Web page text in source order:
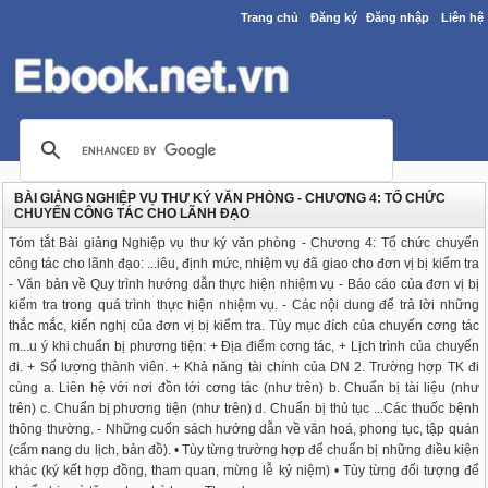
Trang chủ Đăng ký Đăng nhập Liên hệ
BÀI GIẢNG NGHIỆP VỤ THƯ KÝ VĂN PHÒNG - CHƯƠNG 4: TỔ CHỨC
CHUYẾN CÔNG TÁC CHO LÃNH ĐẠO
Tóm tắt Bài giảng Nghiệp vụ thư ký văn phòng - Chương 4: Tổ chức chuyến
công tác cho lãnh đạo: ...iêu, định mức, nhiệm vụ đã giao cho đơn vị bị kiểm tra
- Văn bản về Quy trình hướng dẫn thực hiện nhiệm vụ - Báo cáo của đơn vị bị
kiểm tra trong quá trình thực hiện nhiệm vụ. - Các nội dung để trả lời những
thắc mắc, kiến nghị của đơn vị bị kiểm tra. Tùy mục đích của chuyến cơng tác
m...u ý khi chuẩn bị phương tiện: + Địa điểm cơng tác, + Lịch trình của chuyến
đi. + Số lượng thành viên. + Khả năng tài chính của DN 2. Trường hợp TK đi
cùng a. Liên hệ với nơi đồn tới cơng tác (như trên) b. Chuẩn bị tài liệu (như
trên) c. Chuẩn bị phương tiện (như trên) d. Chuẩn bị thủ tục ...Các thuốc bệnh
thông thường. - Những cuốn sách hướng dẫn về văn hoá, phong tục, tập quán
(cẩm nang du lịch, bản đồ). • Tùy từng trường hợp để chuẩn bị những điều kiện
khác (ký kết hợp đồng, tham quan, mừng lễ kỷ niệm) • Tùy từng đối tượng để